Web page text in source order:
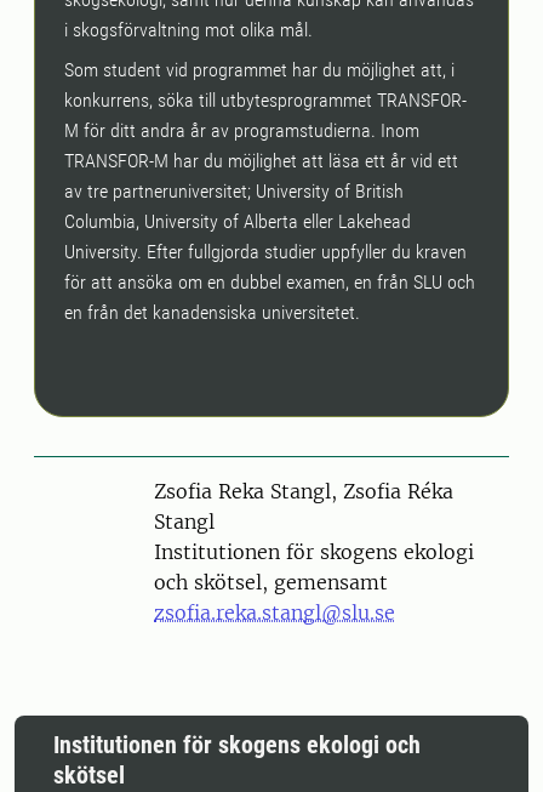
i skogsförvaltning mot olika mål.
Som student vid programmet har du möjlighet att, i
konkurrens, söka till utbytesprogrammet TRANSFOR-
M för ditt andra år av programstudierna. Inom
TRANSFOR-M har du möjlighet att läsa ett år vid ett
av tre partneruniversitet; University of British
Columbia, University of Alberta eller Lakehead
University. Efter fullgjorda studier uppfyller du kraven
för att ansöka om en dubbel examen, en från SLU och
en från det kanadensiska universitetet.
PersonZsofia Reka Stangl, Zsofia Réka
Stangl
Institutionen för skogens ekologi
och skötsel, gemensamt
zsofia.reka.stangl@slu.se
Institutionen för skogens ekologi och
skötsel